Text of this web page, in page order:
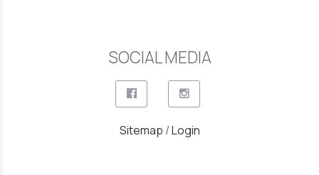
SOCIAL MEDIA
Sitemap /Login